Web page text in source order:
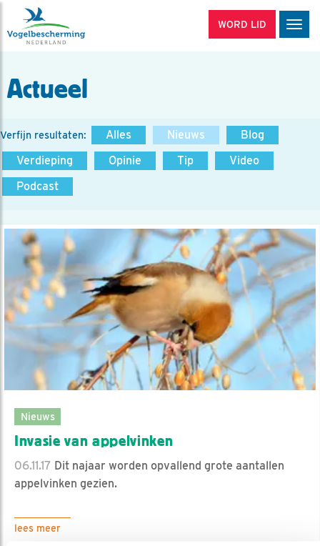
WORD LID
Actueel
Verfijn resultaten: Alles Nieuws
Blog
Verdieping
Opinie Tip
Video
Podcast
Nieuws
Invasie van appelvinken
06.11.17 Dit najaar worden opvallend grote aantallen
appelvinken gezien.
lees meer